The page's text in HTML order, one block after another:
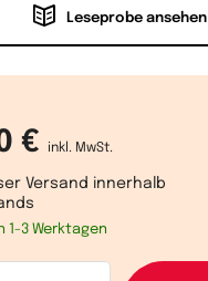
Leseprobe ansehen
€ inkl. MwSt.
Versand innerhalb
1-3 Werktagen